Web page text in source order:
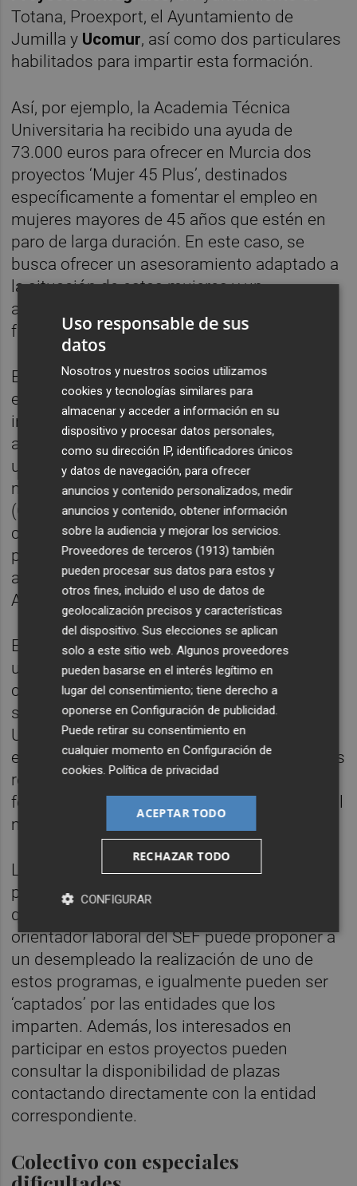
Totana, Proexport, el Ayuntamiento de
Jumilla y Ucomur, así como dos particulares
habilitados para impartir esta formación.
Así, por ejemplo, la Academia Técnica
Universitaria ha recibido una ayuda de
73.000 euros para ofrecer en Murcia dos
proyectos ‘Mujer 45 Plus’, destinados
específicamente a fomentar el empleo en
mujeres mayores de 45 años que estén en
paro de larga duración. En este caso, se
busca ofrecer un asesoramiento adaptado a
la situación de estas mujeres y un
acompañamiento permanente para
favorecer su inserción.
Entre la oferta disponible también se
encuentra un proyecto formativo para la
inserción laboral como promotor de
acciones de igualdad de género (Murcia),
uno que capacitará para ejercer como
marinero de puente de buques mercantes
(Cartagena), o el que formará en
competencias y habilidades vinculadas al
puesto de trabajo de administrativo y
atención al cliente en empresas (Los
Alcázares).
El próximo mes de febrero comenzará ya
una de estas iniciativas de formación,
concretamente el denominado ‘Proyecto
segunda oportunidad’, impartido por
Ucomur gracias a una ayuda de 54.000
euros del SEF. En este caso, los participantes
recibirán información, asesoramiento y
formación para facilitar su reincorporación al
mercado laboral.
La participación de desempleados en estos
proyectos se rige por los mismos criterios
que el resto de cursos de formación: un
orientador laboral del SEF puede proponer a
un desempleado la realización de uno de
estos programas, e igualmente pueden ser
‘captados’ por las entidades que los
imparten. Además, los interesados en
participar en estos proyectos pueden
consultar la disponibilidad de plazas
contactando directamente con la entidad
correspondiente.
Colectivo con especiales
Uso responsable de sus
datos
Nosotros y nuestros socios utilizamos
cookies y tecnologías similares para
almacenar y acceder a información en su
dispositivo y procesar datos personales,
como su dirección IP, identificadores únicos
y datos de navegación, para ofrecer
anuncios y contenido personalizados, medir
anuncios y contenido, obtener información
sobre la audiencia y mejorar los servicios.
Proveedores de terceros (1913) también
pueden procesar sus datos para estos y
otros fines, incluido el uso de datos de
geolocalización precisos y características
del dispositivo. Sus elecciones se aplican
solo a este sitio web. Algunos proveedores
pueden basarse en el interés legítimo en
lugar del consentimiento; tiene derecho a
oponerse enConfiguración de publicidad
Puede retirar su consentimiento en
cualquier momento enConfiguración de
cookies .Política de privacidad
ACEPTAR TODO
RECHAZAR TODO
CONFIGURAR